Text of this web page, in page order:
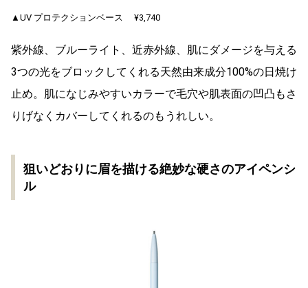
▲UV プロテクションベース ¥3,740
紫外線、ブルーライト、近赤外線、肌にダメージを与える
3つの光をブロックしてくれる天然由来成分100%の日焼け
止め。肌になじみやすいカラーで毛穴や肌表面の凹凸もさ
りげなくカバーしてくれるのもうれしい。
狙いどおりに眉を描ける絶妙な硬さのアイペンシ
ル